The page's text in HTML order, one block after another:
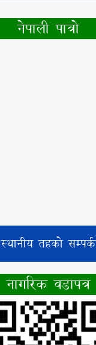
नेपाली पात्रो
स्थानीय तहको सम्पर्क
नागरिक वडापत्र